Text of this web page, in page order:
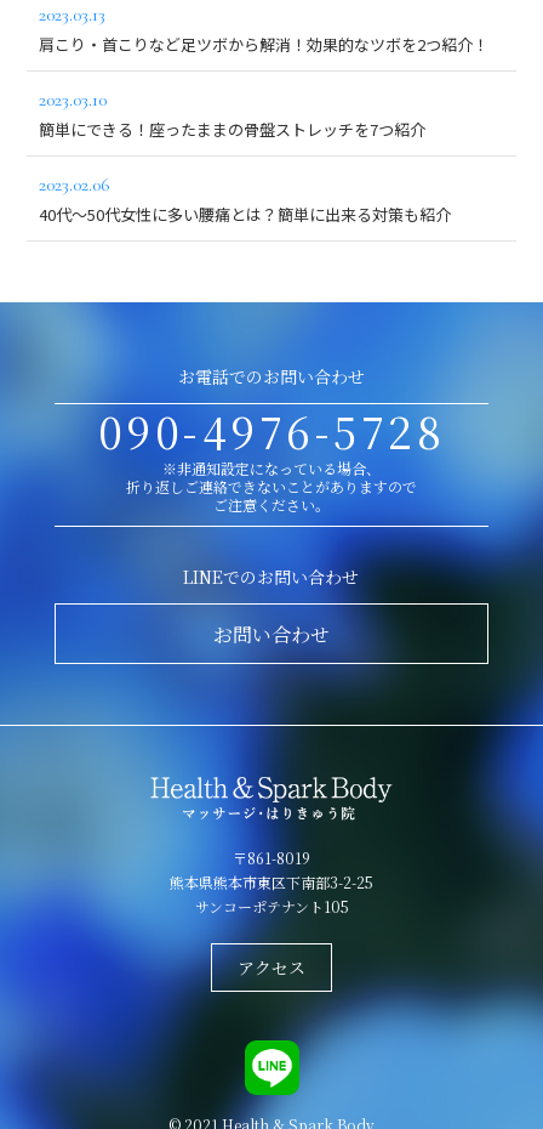
2023.03.13
肩こり・首こりなど足ツボから解消！効果的なツボを2つ紹介！
2023.03.10
簡単にできる！座ったままの骨盤ストレッチを7つ紹介
2023.02.06
40代～50代女性に多い腰痛とは？簡単に出来る対策も紹介
お電話でのお問い合わせ
090-4976-5728
※非通知設定になっている場合、
折り返しご連絡できないことがありますので
ご注意ください。
LINEでのお問い合わせ
お問い合わせ
〒861-8019
熊本県熊本市東区下南部3-2-25
サンコーポテナント105
アクセス
© 2021 Health & Spark Body